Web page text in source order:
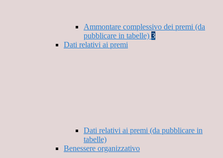
Ammontare complessivo dei premi (da
pubblicare in tabelle) 3
Dati relativi ai premi
Dati relativi ai premi (da pubblicare in
tabelle)
Benessere organizzativo